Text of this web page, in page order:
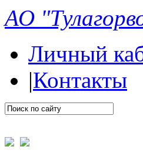
АО
Личный
|Контакты